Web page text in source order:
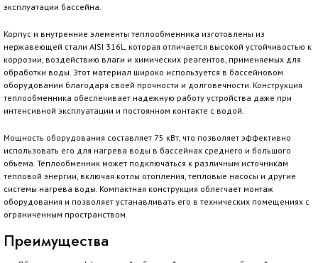
эксплуатации бассейна.
Корпус и внутренние элементы теплообменника изготовлены из
нержавеющей стали AISI 316L, которая отличается высокой устойчивостью к
коррозии, воздействию влаги и химических реагентов, применяемых для
обработки воды. Этот материал широко используется в бассейновом
оборудовании благодаря своей прочности и долговечности. Конструкция
теплообменника обеспечивает надежную работу устройства даже при
интенсивной эксплуатации и постоянном контакте с водой.
Мощность оборудования составляет 75 кВт, что позволяет эффективно
использовать его для нагрева воды в бассейнах среднего и большого
объема. Теплообменник может подключаться к различным источникам
тепловой энергии, включая котлы отопления, тепловые насосы и другие
системы нагрева воды. Компактная конструкция облегчает монтаж
оборудования и позволяет устанавливать его в технических помещениях с
ограниченным пространством.
Преимущества